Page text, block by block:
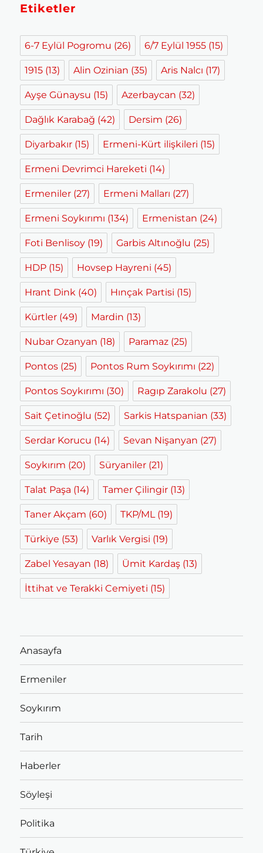
Etiketler
6-7 Eylül Pogromu (26) 6/7 Eylül 1955 (15)
1915 (13) Alin Ozinian (35) Aris Nalcı (17)
Ayşe Günaysu (15) Azerbaycan (32)
Dağlık Karabağ (42) Dersim (26)
Diyarbakır (15) Ermeni-Kürt ilişkileri (15)
Ermeni Devrimci Hareketi (14)
Ermeniler (27) Ermeni Malları (27)
Ermeni Soykırımı (134) Ermenistan (24)
Foti Benlisoy (19) Garbis Altınoğlu (25)
HDP (15) Hovsep Hayreni (45)
Hrant Dink (40) Hınçak Partisi (15)
Kürtler (49) Mardin (13)
Nubar Ozanyan (18) Paramaz (25)
Pontos (25) Pontos Rum Soykırımı (22)
Pontos Soykırımı (30) Ragıp Zarakolu (27)
Sait Çetinoğlu (52) Sarkis Hatspanian (33)
Serdar Korucu (14) Sevan Nişanyan (27)
Soykırım (20) Süryaniler (21)
Talat Paşa (14) Tamer Çilingir (13)
Taner Akçam (60) TKP/ML(19)
Türkiye (53) Varlık Vergisi (19)
Zabel Yesayan (18) Ümit Kardaş (13)
İttihat ve Terakki Cemiyeti (15)
Anasayfa
Ermeniler
Soykırım
Tarih
Haberler
Söyleşi
Politika